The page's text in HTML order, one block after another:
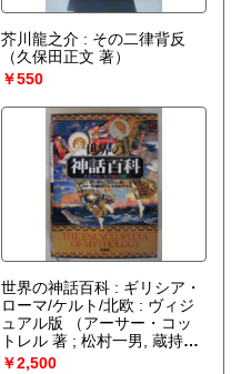
芥川龍之介 : その二律背反
（久保田正文 著）
￥550
世界の神話百科 : ギリシア・
ローマ/ケルト/北欧 : ヴィジ
ュアル版
（アーサー・コッ
トレル 著 ; 松村一男, 蔵持不
三也, 米原まり子 訳）
￥2,500